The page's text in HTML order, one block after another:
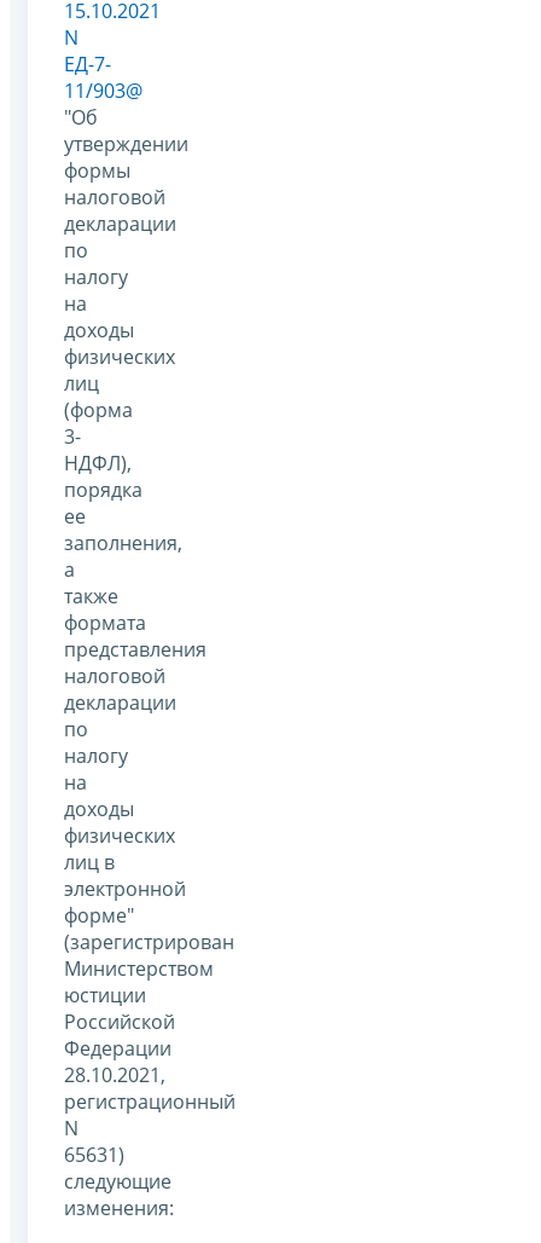
15.10.2021
N
ЕД-7-
11/903@
"Об
утверждении
формы
налоговой
декларации
по
налогу
на
доходы
физических
лиц
(форма
3-
НДФЛ),
порядка
ее
заполнения,
а
также
формата
представления
налоговой
декларации
по
налогу
на
доходы
физических
лиц в
электронной
форме"
(зарегистрирован
Министерством
юстиции
Российской
Федерации
28.10.2021,
регистрационный
N
65631)
следующие
изменения: